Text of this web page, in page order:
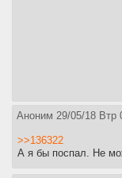
Аноним 29/05/18 Втр
>>136322
А я бы поспал. Не